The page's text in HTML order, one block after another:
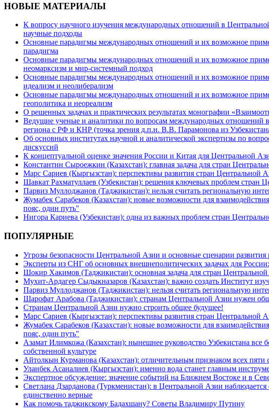
НОВЫЕ МАТЕРИАЛЫ
К вопросу научного изучения международных отношений в
научные подходы
Основные парадигмы международных отношений и их возможное
парадигма
Основные парадигмы международных отношений и их возможное
неомарксизм и мир-системный подход
Основные парадигмы международных отношений и их возможное
идеализм и неолиберализм
Основные парадигмы международных отношений и их возможное
геополитика и неореализм
О решенных задачах и практических результатах монографии
Ведущие ученые и аналитики по вопросам международных отношений в
региона с РФ и КНР (точка зрения д.п.н. В.В. Парамонова из
Об основных институтах научной и аналитической экспертизы по
дискуссий
К концептуальной оценке значения России и Китая для Центральной
Константин Сыроежкин (Казахстан): главная задача для стран
Марс Сариев (Кыргызстан): перспективы развития стран Центральной
Шавкат Рахматуллаев (Узбекистан): решения ключевых проблем стран
Парвиз Муллоджанов (Таджикистан): нельзя считать региональную
Жумабек Сарабеков (Казахстан): новые возможности для
пояс, один путь"
Нигора Кариева (Узбекистан): одна из важных проблем стран
ПОПУЛЯРНЫЕ
Угрозы безопасности Центральной Азии и основные сценарии развития
Эксперты из СНГ об основных внешнеполитических задачах для
Шокир Хакимов (Таджикистан): основная задача для стран
Мухит-Ардагер Сыдыкназаров (Казахстан): важно создать Институт
Парвиз Муллоджанов (Таджикистан): нельзя считать региональную
Шарофат Арабова (Таджикистан): странам Центральной Азии нужен
Странам Центральной Азии нужно строить общее будущее!
Марс Сариев (Кыргызстан): перспективы развития стран Центральной
Жумабек Сарабеков (Казахстан): новые возможности для
пояс, один путь"
Азамат Илимкожа (Казахстан): нынешнее руководство Узбекистана
собственной культуре
Айтолкын Курманова (Казахстан): отличительным признаком всех пяти
Уланбек Асаналиев (Кыргызстан): именно вода станет главным
Экспертное обсуждение: значение событий на Ближнем Востоке и в
Светлана Дзарданова (Туркменистан): в Центральной Азии
единственно верные
Как помочь таджикскому Бадахшану? Советы Владимиру Путину